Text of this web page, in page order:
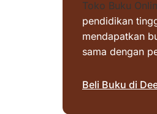
Toko Buku
pendidikan
mendapatkan
sama dengan
Beli Buku di